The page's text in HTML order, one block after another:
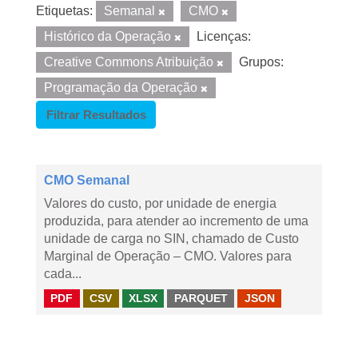
Etiquetas: Semanal
CMO
Histórico da Operação
Licenças:
Creative Commons Atribuição
Grupos:
Programação da Operação
Filtrar Resultados
CMO Semanal
Valores do custo, por unidade de energia
produzida, para atender ao incremento de uma
unidade de carga no SIN, chamado de Custo
Marginal de Operação – CMO. Valores para
cada...
PDF CSV XLSX PARQUET JSON